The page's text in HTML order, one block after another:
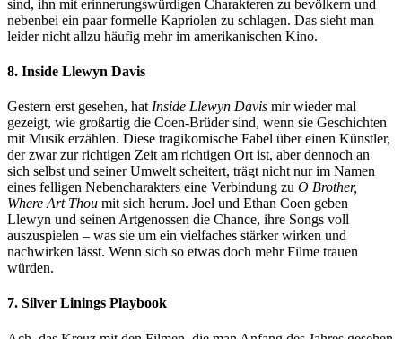
sind, ihn mit erinnerungswürdigen Charakteren zu bevölkern und
nebenbei ein paar formelle Kapriolen zu schlagen. Das sieht man
leider nicht allzu häufig mehr im amerikanischen Kino.
8. Inside Llewyn Davis
Gestern erst gesehen, hat Inside Llewyn Davis mir wieder mal
gezeigt, wie großartig die Coen-Brüder sind, wenn sie Geschichten
mit Musik erzählen. Diese tragikomische Fabel über einen Künstler,
der zwar zur richtigen Zeit am richtigen Ort ist, aber dennoch an
sich selbst und seiner Umwelt scheitert, trägt nicht nur im Namen
eines felligen Nebencharakters eine Verbindung zu O Brother,
Where Art Thou mit sich herum. Joel und Ethan Coen geben
Llewyn und seinen Artgenossen die Chance, ihre Songs voll
auszuspielen – was sie um ein vielfaches stärker wirken und
nachwirken lässt. Wenn sich so etwas doch mehr Filme trauen
würden.
7. Silver Linings Playbook